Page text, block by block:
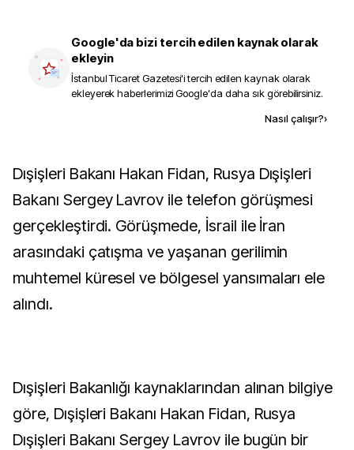
Google'da bizi tercih edilen kaynak olarak
ekleyin
İstanbul Ticaret Gazetesi'i tercih edilen kaynak olarak
ekleyerek haberlerimizi Google'da daha sık görebilirsiniz.
Nasıl çalışır?›
Dışişleri Bakanı Hakan Fidan, Rusya Dışişleri
Bakanı Sergey Lavrov ile telefon görüşmesi
gerçekleştirdi. Görüşmede, İsrail ile İran
arasındaki çatışma ve yaşanan gerilimin
muhtemel küresel ve bölgesel yansımaları ele
alındı.
Dışişleri Bakanlığı kaynaklarından alınan bilgiye
göre, Dışişleri Bakanı Hakan Fidan, Rusya
Dışişleri Bakanı Sergey Lavrov ile bugün bir